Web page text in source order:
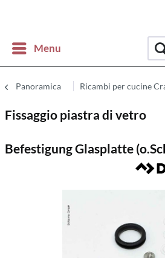
Menu
Panoramica Ricambi per cucine
Fissaggio piastra di vetro
Befestigung Glasplatte